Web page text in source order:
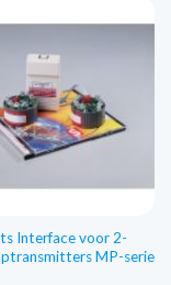
Interface voor 2-
MP-serie